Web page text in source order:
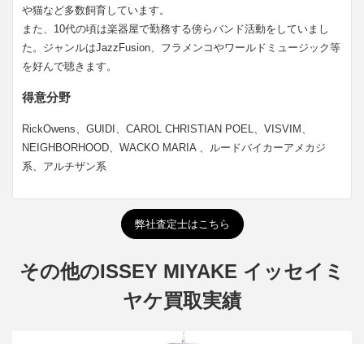
や猫など多数飼育しています。
また、10代の頃は楽器屋で勤務する傍らバンド活動をしていまし
た。ジャンルはJazzFusion、フラメンコやワールドミュージック等
を好んで聴きます。
得意分野
RickOwens、GUIDI、CAROL CHRISTIAN POEL、VISVIM、
NEIGHBORHOOD、WACKO MARIA 、ルードバイカーアメカジ
系、アルチザン系
弊社査定士はこちら
その他のISSEY MIYAKE イッセイミ
ヤケ買取実績